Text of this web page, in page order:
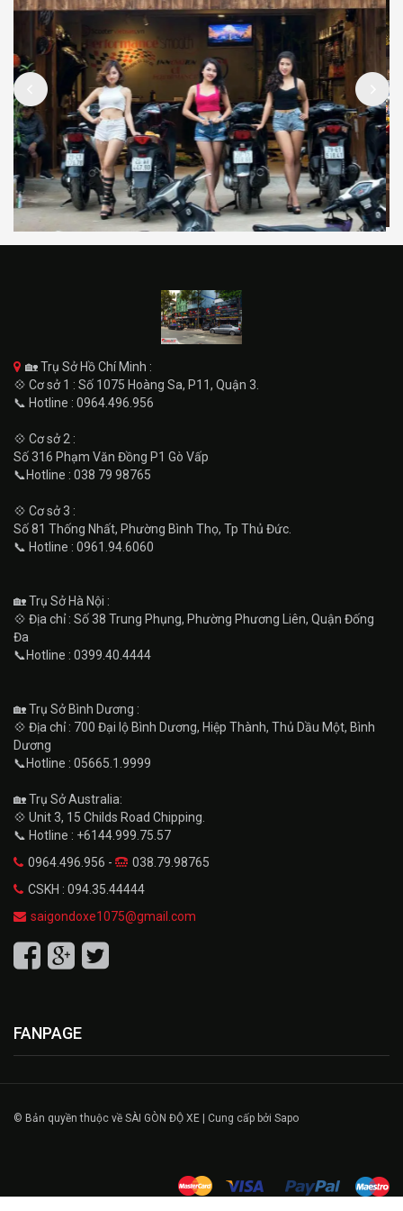
🏡 Trụ Sở Hồ Chí Minh :
💠 Cơ sở 1 : Số 1075 Hoàng Sa, P11, Quận 3.
📞 Hotline : 0964.496.956
💠 Cơ sở 2 :
Số 316 Phạm Văn Đồng P1 Gò Vấp
📞Hotline : 038 79 98765
💠 Cơ sở 3 :
Số 81 Thống Nhất, Phường Bình Thọ, Tp Thủ Đức.
📞 Hotline : 0961.94.6060
🏡 Trụ Sở Hà Nội :
💠 Địa chỉ : Số 38 Trung Phụng, Phường Phương Liên, Quận Đống
Đa
📞Hotline : 0399.40.4444
🏡 Trụ Sở Bình Dương :
💠 Địa chỉ : 700 Đại lộ Bình Dương, Hiệp Thành, Thủ Dầu Một, Bình
Dương
📞Hotline : 05665.1.9999
🏡 Trụ Sở Australia:
💠 Unit 3, 15 Childs Road Chipping.
📞 Hotline : +6144.999.75.57
0964.496.956 -
038.79.98765
CSKH : 094.35.44444
saigondoxe1075@gmail.com
FANPAGE
© Bản quyền thuộc về SÀI GÒN ĐỘ XE | Cung cấp bởi Sapo